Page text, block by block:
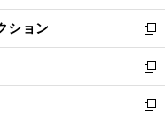
開
く
ウ
で
開
く
ン
ド
ウ
で
開
く
ウ
ィ
ン
ド
ウ
で
ション
新
し
い
ウ
ィ
新
し
い
新